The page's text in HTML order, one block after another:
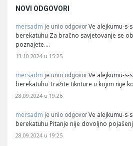
NOVI ODGOVORI
mersadm je unio odgovor Ve alejkumu-s-
berekatuhu Za bračno savjetovanje se
poznajete.…
13.10.2024 u 15:25
mersadm je unio odgovor Ve alejkumu-s-
berekatuhu Tražite tiknture u kojim nije
28.09.2024 u 19:26
mersadm je unio odgovor Ve alejkumu-s-
berekatuhu Pitanje nije dovoljno
28.09.2024 u 19:25